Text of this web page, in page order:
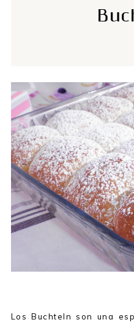
Los Buchteln son una